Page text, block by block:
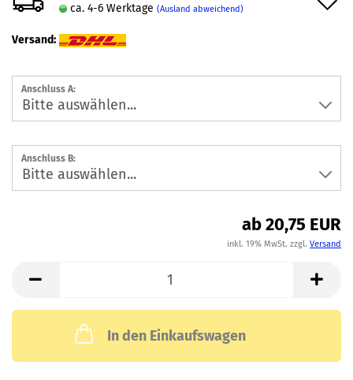
ca. 4-6 Werktage (Ausland abweichend)
Versand:
Anschluss A:
Anschluss B:
ab 20,75 EUR
inkl. 19% MwSt. zzgl. Versand
In den Einkaufswagen